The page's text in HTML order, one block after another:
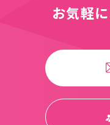
お気軽